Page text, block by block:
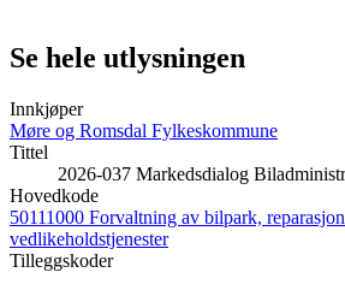
Se hele utlysningen
Innkjøper
Møre og Romsdal Fylkeskommune
Tittel
2026-037 Markedsdialog
Hovedkode
50111000 Forvaltning av bilpark,
vedlikeholdstjenester
Tilleggskoder